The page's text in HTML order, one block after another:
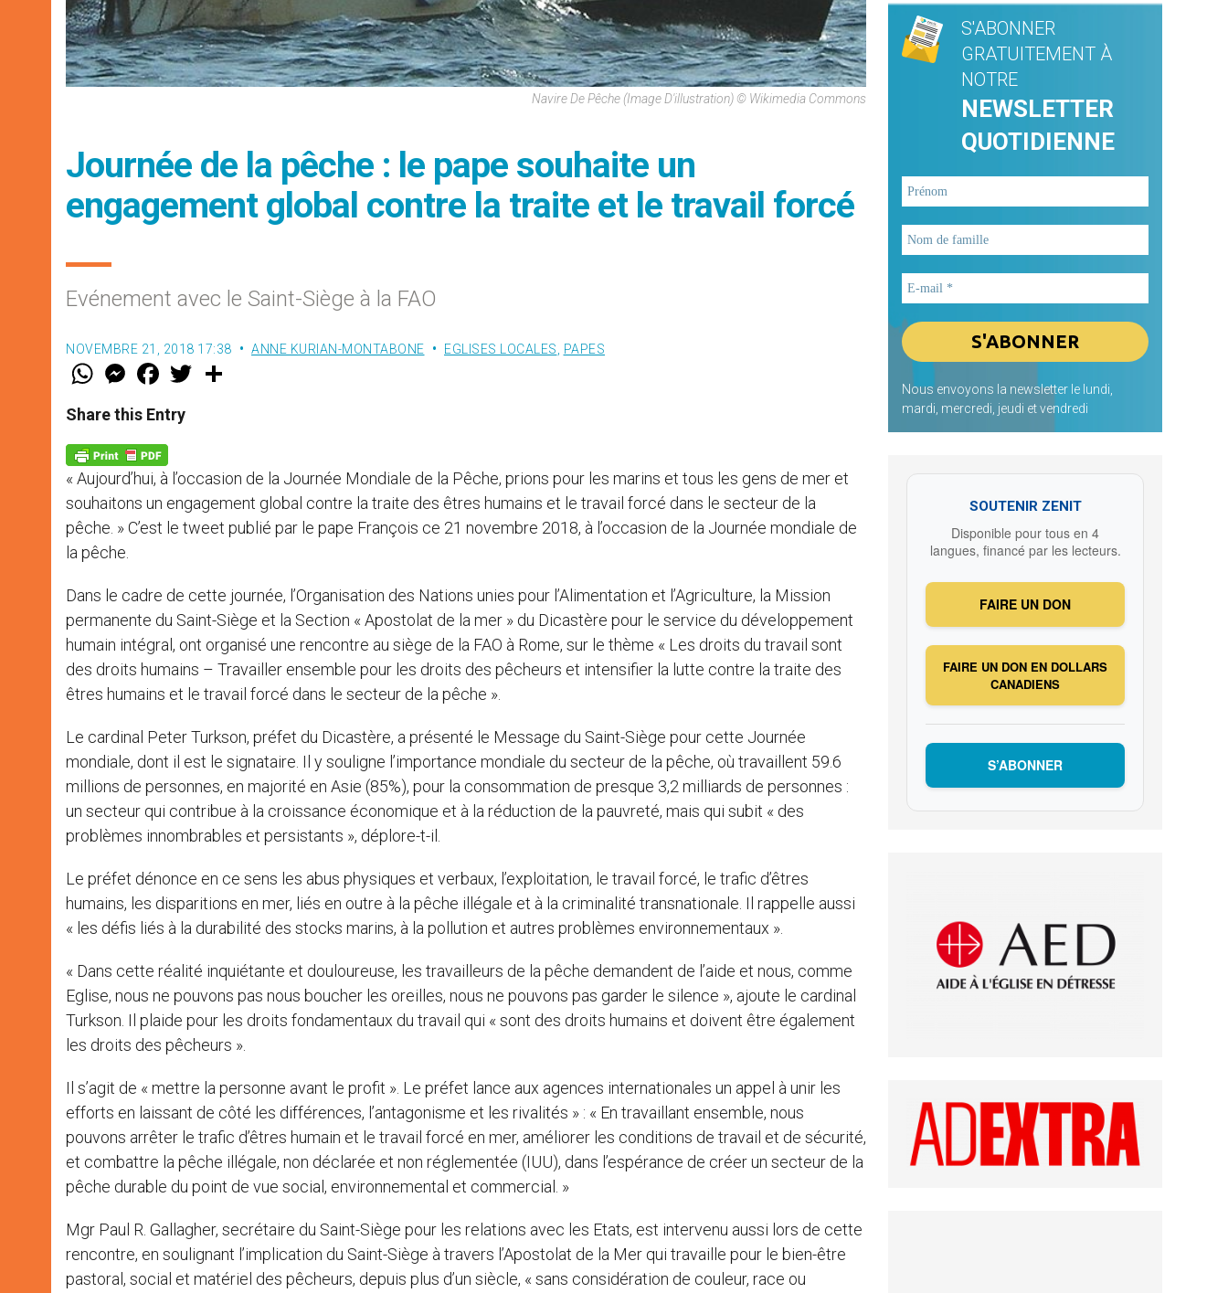
Navire De Pêche (image D'illustration) © Wikimedia Commons
Journée de la pêche : le pape souhaite un
engagement global contre la traite et le travail forcé
Evénement avec le Saint-Siège à la FAO
NOVEMBRE 21, 2018 17:38 ANNE KURIAN-MONTABONE EGLISES LOCALES PAPES
W
t
s
p
p
M
e
s
e
g
e
r
F
a
e
b
k
w
Share this Entry
« Aujourd’hui, à l’occasion de la Journée Mondiale de la Pêche, prions pour les marins et tous les gens de mer et
souhaitons un engagement global contre la traite des êtres humains et le travail forcé dans le secteur de la
pêche. » C’est le tweet publié par le pape François ce 21 novembre 2018, à l’occasion de la Journée mondiale de
la pêche.
Dans le cadre de cette journée, l’Organisation des Nations unies pour l’Alimentation et l’Agriculture, la Mission
permanente du Saint-Siège et la Section « Apostolat de la mer » du Dicastère pour le service du développement
humain intégral, ont organisé une rencontre au siège de la FAO à Rome, sur le thème « Les droits du travail sont
des droits humains – Travailler ensemble pour les droits des pêcheurs et intensifier la lutte contre la traite des
êtres humains et le travail forcé dans le secteur de la pêche ».
Le cardinal Peter Turkson, préfet du Dicastère, a présenté le Message du Saint-Siège pour cette Journée
mondiale, dont il est le signataire. Il y souligne l’importance mondiale du secteur de la pêche, où travaillent 59.6
millions de personnes, en majorité en Asie (85%), pour la consommation de presque 3,2 milliards de personnes :
un secteur qui contribue à la croissance économique et à la réduction de la pauvreté, mais qui subit « des
problèmes innombrables et persistants », déplore-t-il.
Le préfet dénonce en ce sens les abus physiques et verbaux, l’exploitation, le travail forcé, le trafic d’êtres
humains, les disparitions en mer, liés en outre à la pêche illégale et à la criminalité transnationale. Il rappelle aussi
« les défis liés à la durabilité des stocks marins, à la pollution et autres problèmes environnementaux ».
« Dans cette réalité inquiétante et douloureuse, les travailleurs de la pêche demandent de l’aide et nous, comme
Eglise, nous ne pouvons pas nous boucher les oreilles, nous ne pouvons pas garder le silence », ajoute le cardinal
Turkson. Il plaide pour les droits fondamentaux du travail qui « sont des droits humains et doivent être également
les droits des pêcheurs ».
Il s’agit de « mettre la personne avant le profit ». Le préfet lance aux agences internationales un appel à unir les
efforts en laissant de côté les différences, l’antagonisme et les rivalités » : « En travaillant ensemble, nous
pouvons arrêter le trafic d’êtres humain et le travail forcé en mer, améliorer les conditions de travail et de sécurité,
et combattre la pêche illégale, non déclarée et non réglementée (IUU), dans l’espérance de créer un secteur de la
pêche durable du point de vue social, environnemental et commercial. »
Mgr Paul R. Gallagher, secrétaire du Saint-Siège pour les relations avec les Etats, est intervenu aussi lors de cette
rencontre, en soulignant l’implication du Saint-Siège à travers l’Apostolat de la Mer qui travaille pour le bien-être
pastoral, social et matériel des pêcheurs, depuis plus d’un siècle, « sans considération de couleur, race ou
S'ABONNER
GRATUITEMENT À
NOTRE
NEWSLETTER
QUOTIDIENNE
Nous envoyons la newsletter le lundi,
mardi, mercredi, jeudi et vendredi
SOUTENIR ZENIT
Disponible pour tous en 4
langues, financé par les lecteurs.
FAIRE UN DON
FAIRE UN DON EN DOLLARS
CANADIENS
S’ABONNER